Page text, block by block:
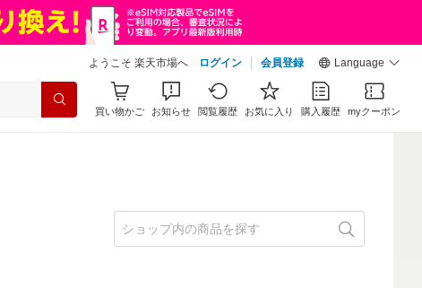
ようこそ 楽天市場へ ログイン 会員登録 Language
買い物かご お知らせ 閲覧履歴 お気に入り 購入履歴 myクーポン